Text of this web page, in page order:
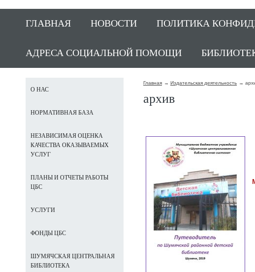
ГЛАВНАЯ НОВОСТИ ПОЛИТИКА
АДРЕСА СОЦИАЛЬНОЙ ПОМОЩИ
Главная Издательская деятельность
архив
О НАС
НОРМАТИВНАЯ БАЗА
НЕЗАВИСИМАЯ ОЦЕНКА
КАЧЕСТВА ОКАЗЫВАЕМЫХ
УСЛУГ
ПЛАНЫ И ОТЧЕТЫ РАБОТЫ
ЦБС
УСЛУГИ
ФОНДЫ ЦБС
ШУМЯЧСКАЯ ЦЕНТРАЛЬНАЯ
БИБЛИОТЕКА